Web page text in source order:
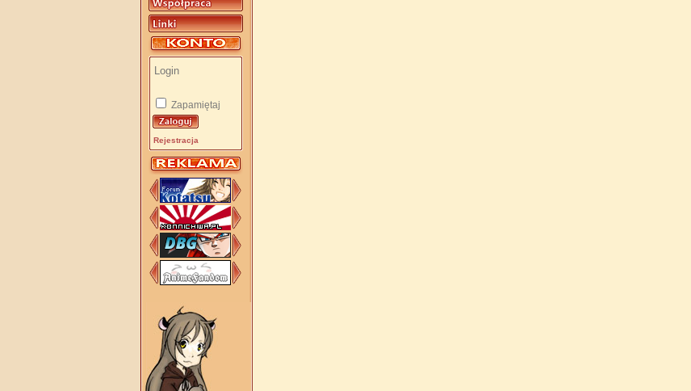
Zapamiętaj
Rejestracja